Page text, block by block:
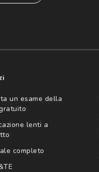
un esame della
lenti a
completo